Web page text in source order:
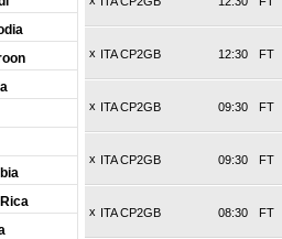
x ITA CP2GB FT
12:30
x ITA CP2GB FT
09:30
x ITA CP2GB FT
09:30
x ITA CP2GB FT
08:30